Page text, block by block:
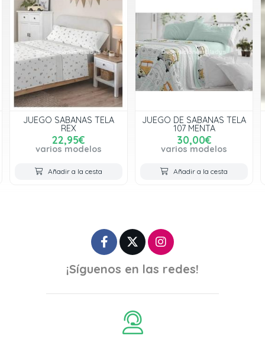
JUEGO DE SABANAS TELA
107 MENTA
30,00€
varios modelos
Añadir a la cesta
JUEGO DE SABANAS TELA
543
29,00€
varios modelos
Añadir a la cesta
¡Síguenos en las redes!